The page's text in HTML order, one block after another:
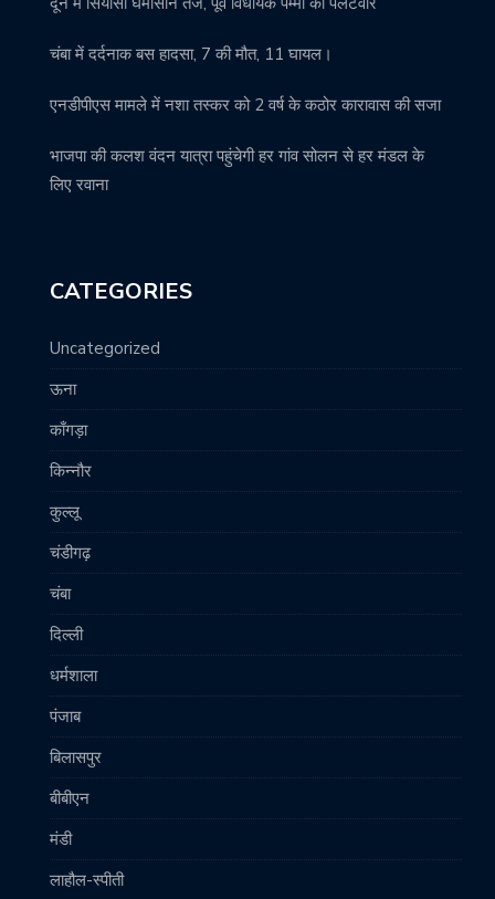
चंबा में दर्दनाक बस हादसा, 7 की मौत, 11 घायल।
एनडीपीएस मामले में नशा तस्कर को 2 वर्ष के कठोर कारावास की सजा
भाजपा की कलश वंदन यात्रा पहुंचेगी हर गांव सोलन से हर मंडल के
लिए रवाना
CATEGORIES
Uncategorized
ऊना
काँगड़ा
किन्नौर
कुल्लू
चंडीगढ़
चंबा
दिल्ली
धर्मशाला
पंजाब
बिलासपुर
बीबीएन
मंडी
लाहौल-स्पीती